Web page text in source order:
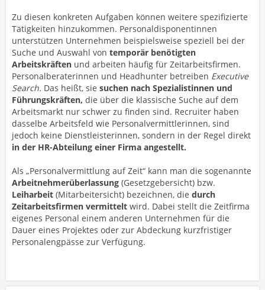
Zu diesen konkreten Aufgaben können weitere spezifizierte
Tätigkeiten hinzukommen. Personaldisponentinnen
unterstützen Unternehmen beispielsweise speziell bei der
Suche und Auswahl von temporär benötigten
Arbeitskräften und arbeiten häufig für Zeitarbeitsfirmen.
Personalberaterinnen und Headhunter betreiben Executive
Search. Das heißt, sie suchen nach Spezialistinnen und
Führungskräften, die über die klassische Suche auf dem
Arbeitsmarkt nur schwer zu finden sind. Recruiter haben
dasselbe Arbeitsfeld wie Personalvermittlerinnen, sind
jedoch keine Dienstleisterinnen, sondern in der Regel direkt
in der HR-Abteilung einer Firma angestellt.
Als „Personalvermittlung auf Zeit“ kann man die sogenannte
Arbeitnehmerüberlassung (Gesetzgebersicht) bzw.
Leiharbeit (Mitarbeitersicht) bezeichnen, die durch
Zeitarbeitsfirmen vermittelt wird. Dabei stellt die Zeitfirma
eigenes Personal einem anderen Unternehmen für die
Dauer eines Projektes oder zur Abdeckung kurzfristiger
Personalengpässe zur Verfügung.